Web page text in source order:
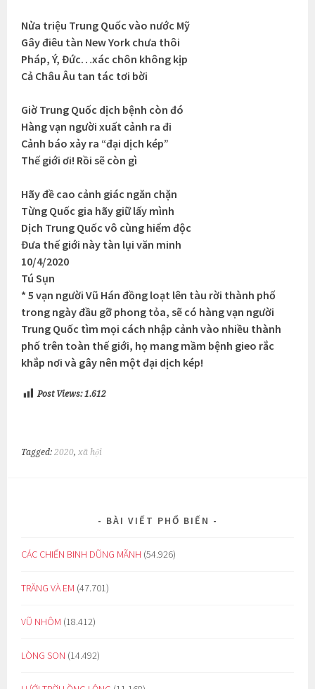
Nửa triệu Trung Quốc vào nước Mỹ
Gây điêu tàn New York chưa thôi
Pháp, Ý, Đức…xác chôn không kịp
Cả Châu Âu tan tác tơi bời
Giờ Trung Quốc dịch bệnh còn đó
Hàng vạn người xuất cảnh ra đi
Cảnh báo xảy ra “đại dịch kép”
Thế giới ơi! Rồi sẽ còn gì
Hãy đề cao cảnh giác ngăn chặn
Từng Quốc gia hãy giữ lấy mình
Dịch Trung Quốc vô cùng hiểm độc
Đưa thế giới này tàn lụi văn minh
10/4/2020
Tú Sụn
* 5 vạn người Vũ Hán đồng loạt lên tàu rời thành phố
trong ngày đầu gỡ phong tỏa, sẽ có hàng vạn người
Trung Quốc tìm mọi cách nhập cảnh vào nhiều thành
phố trên toàn thế giới, họ mang mầm bệnh gieo rắc
khắp nơi và gây nên một đại dịch kép!
Post Views: 1.612
Tagged:2020,xã hội
BÀI VIẾT PHỔ BIẾN
CÁC CHIẾN BINH DŨNG MÃNH (54.926)
TRĂNG VÀ EM (47.701)
VŨ NHÔM (18.412)
LÒNG SON (14.492)